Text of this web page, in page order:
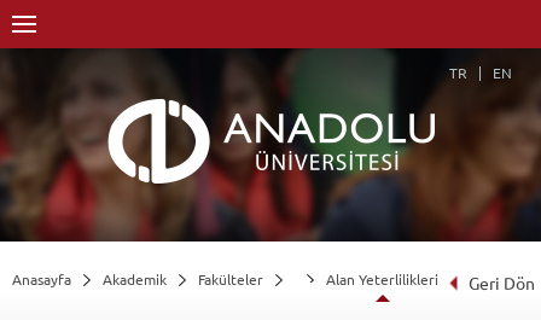
TR EN
Anasayfa Akademik Fakülteler Alan Yeterlilikleri Geri Dön